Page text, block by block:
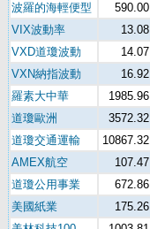
波羅的海輕便型
590.00
VIX波動率
13.08
VXD道瓊波動
14.07
VXN納指波動
16.92
羅素大中華
1985.96
道瓊歐洲
3572.32
道瓊交通運輸
10867.32
AMEX航空
107.47
道瓊公用事業
672.86
美國紙業
175.26